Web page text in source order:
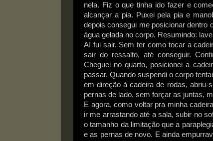
nela. Fiz o que tinha ido fazer e
alcançar a pia. Puxei pela pia e
depois consegui me posicionar dentro
água gelada no corpo. Resumindo:
Aí fui sair. Sem ter como tocar a
sair do ressalto, até conseguir.
Cheguei no quarto, posicionei a
passar. Quando suspendi o corpo
em direção à cadeira de rodas,
pernas de lado, sem forçar as juntas,
E agora, como voltar pra minha
ir me arrastando até a sala, subir no
o tamanho da limitação que a
e as pernas de novo. E ainda